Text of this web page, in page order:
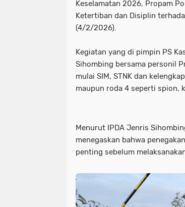
Keselamatan 2026, Propam
Ketertiban dan Disiplin
(4/2/2026).
Kegiatan yang di pimpin PS
Sihombing bersama personil
mulai SIM, STNK dan
maupun roda 4 seperti spion,
Menurut IPDA Jenris
menegaskan bahwa
penting sebelum